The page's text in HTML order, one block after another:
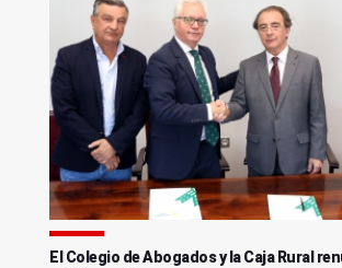
El Colegio de Abogados y la Caja Rural